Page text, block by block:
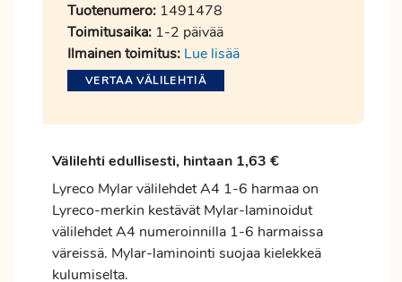
Tuotenumero: 1491478
Toimitusaika: 1-2 päivää
Ilmainen toimitus: Lue lisää
VERTAA VÄLILEHTIÄ
Välilehti edullisesti, hintaan 1,63 €
Lyreco Mylar välilehdet A4 1-6 harmaa on
Lyreco-merkin kestävät Mylar-laminoidut
välilehdet A4 numeroinnilla 1-6 harmaissa
väreissä. Mylar-laminointi suojaa kielekkeä
kulumiselta.